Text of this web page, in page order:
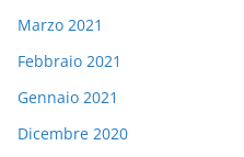
Marzo 2021
Febbraio 2021
Gennaio 2021
Dicembre 2020